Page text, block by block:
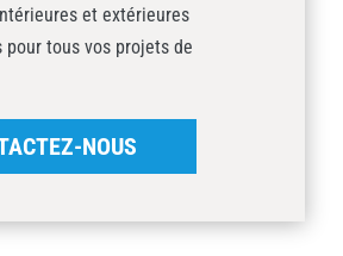
et extérieures
pour tous vos projets de
NOUS